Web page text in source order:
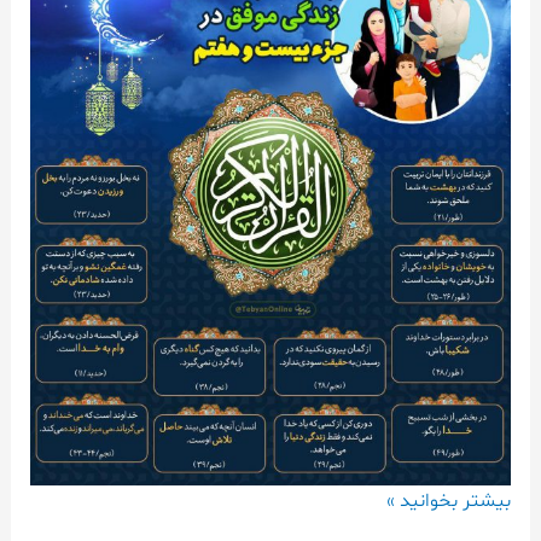
بیشتر بخوانید »